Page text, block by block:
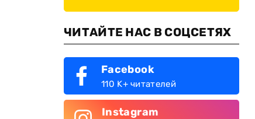
ЧИТАЙТЕ НАС В СОЦСЕТЯХ
Facebook
110 K+ читателей
Instagram